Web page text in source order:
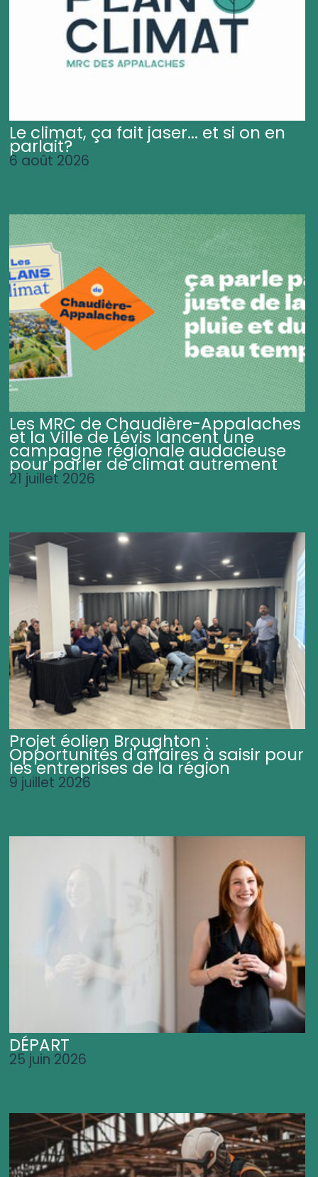
Le climat, ça fait jaser... et si on en
parlait?
6 août 2026
Les MRC de Chaudière-Appalaches
et la Ville de Lévis lancent une
campagne régionale audacieuse
pour parler de climat autrement
21 juillet 2026
Projet éolien Broughton :
Opportunités d'affaires à saisir pour
les entreprises de la région
9 juillet 2026
DÉPART
25 juin 2026